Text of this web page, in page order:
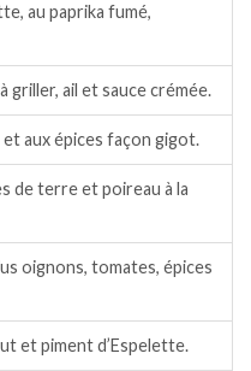
au paprika fumé,
griller, ail et sauce crémée.
aux épices façon gigot.
de terre et poireau à la
oignons, tomates, épices
et piment d’Espelette.